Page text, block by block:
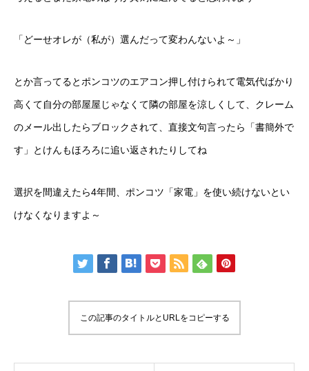
「どーせオレが（私が）選んだって変わんないよ～」
とか言ってるとポンコツのエアコン押し付けられて電気代ばかり
高くて自分の部屋屋じゃなくて隣の部屋を涼しくして、クレーム
のメール出したらブロックされて、直接文句言ったら「書簡外で
す」とけんもほろろに追い返されたりしてね
選択を間違えたら4年間、ポンコツ「家電」を使い続けないとい
けなくなりますよ～
この記事のタイトルとURLをコピーする